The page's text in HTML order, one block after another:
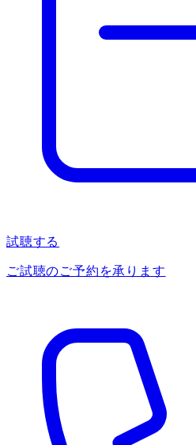
試聴する
ご試聴のご予約を承ります